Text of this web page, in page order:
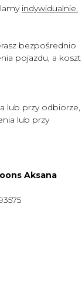
indywidualnie.
bezpośrednio
pojazdu, a koszt
lub przy odbiorze,
lub przy
Aksana